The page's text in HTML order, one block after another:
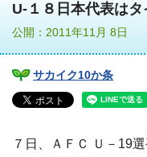
U-１８日本代表は
公開：2011年11月 8日
サカイク10か条
７日、ＡＦＣ Ｕ－19